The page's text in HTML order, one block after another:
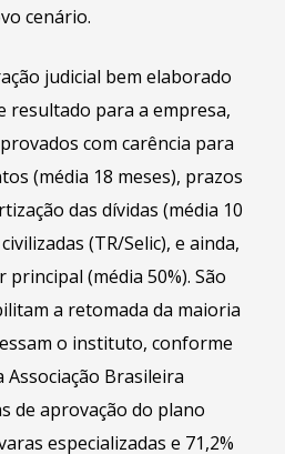
cenário.
judicial bem elaborado
resultado para a empresa,
com carência para
(média 18 meses), prazos
das dívidas (média 10
(TR/Selic), e ainda,
(média 50%). São
a retomada da maioria
o instituto, conforme
Brasileira
de aprovação do plano
especializadas e 71,2%